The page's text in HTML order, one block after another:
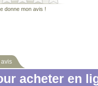
donne mon avis !
avis
acheter en